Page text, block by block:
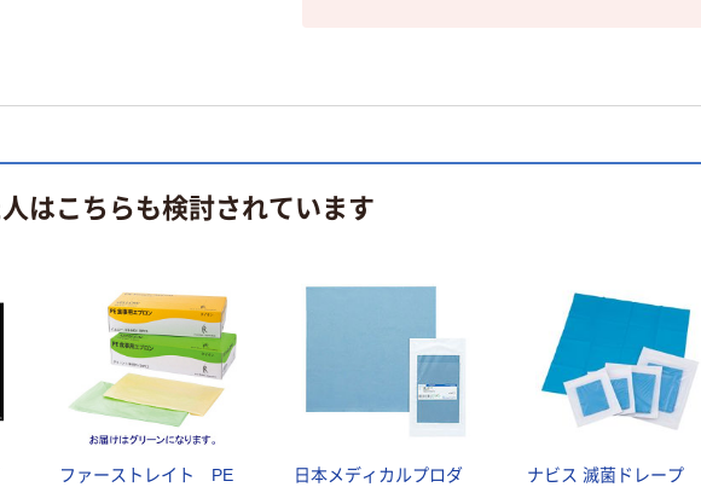
はこちらも検討されています
ファーストレイト PE
日本メディカルプロダ
ナビス 滅菌ドレープ